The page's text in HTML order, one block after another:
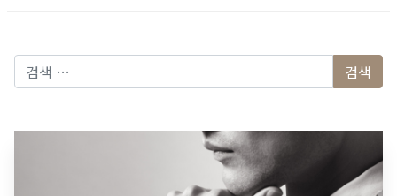
다음 검색: